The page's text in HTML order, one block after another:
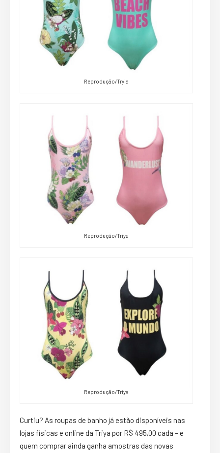
Reprodução/Tryia
Reprodução/Triya
Reprodução/Triya
Curtiu? As roupas de banho já estão disponíveis nas
lojas físicas e online da Triya por R$ 495,00 cada – e
quem comprar ainda ganha amostras das novas